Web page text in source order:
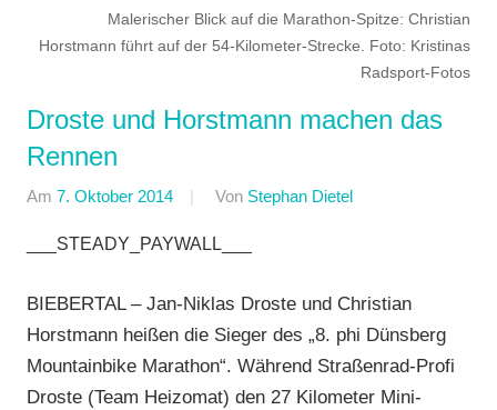
Malerischer Blick auf die Marathon-Spitze: Christian
Horstmann führt auf der 54-Kilometer-Strecke. Foto: Kristinas
Radsport-Fotos
Droste und Horstmann machen das
Rennen
Am 7. Oktober 2014 Von Stephan Dietel
Marathon
Mountainbike
RSC
Grünberg
___STEADY_PAYWALL___
BIEBERTAL – Jan-Niklas Droste und Christian
Horstmann heißen die Sieger des „8. phi Dünsberg
Mountainbike Marathon“. Während Straßenrad-Profi
Droste (Team Heizomat) den 27 Kilometer Mini-